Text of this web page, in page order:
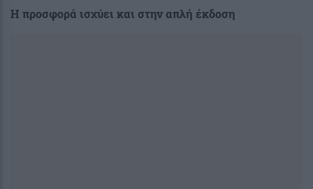
H προσφορά ισχύει και στην απλή έκδοση